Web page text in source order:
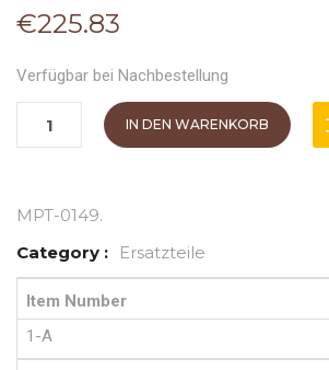
€225.83
Verfügbar bei Nachbestellung
IN DEN WARENKORB
MPT-0149.
Category :
Ersatzteile
Item Number
1-A